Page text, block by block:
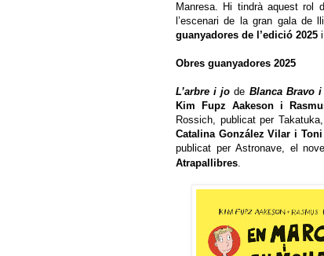
Manresa. Hi tindrà aquest rol
l’escenari de la gran gala de
guanyadores de l’edició 2025
Obres guanyadores 2025
L’arbre i jo de Blanca Bravo
Kim Fupz Aakeson i
Rossich, publicat per
Catalina González Vilar i Toni
publicat per Astronave, el
Atrapallibres.